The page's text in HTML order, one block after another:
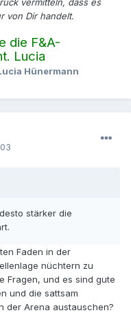
vermitteln, dass es
von Dir handelt.
die F&A-
Lucia
Hünermann
stärker die
Faden in der
nüchtern zu
Fragen, und es sind gute
und die sattsam
der Arena austauschen?